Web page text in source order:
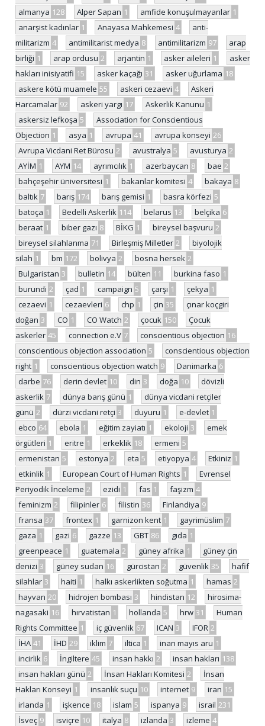
almanya 128 Alper Sapan 1 amfide konuşulmayanlar 1
anarşist kadınlar 1 Anayasa Mahkemesi 4
anti-
militarizm 4 antimilitarist medya 8 antimilitarizm 97
arap
birliği 1 arap ordusu 2 arjantin 1 asker aileleri 1
asker
hakları inisiyatifi 15 asker kaçağı 31 asker uğurlama 18
askere kötü muamele 55 askeri cezaevi 4
Askeri
Harcamalar 92 askeri yargı 17 Askerlik Kanunu 1
askersiz lefkoşa 5
Association for Conscientious
Objection 1 asya 1 avrupa 41 avrupa konseyi 26
Avrupa Vicdani Ret Bürosu 2 avustralya 5 avusturya 2
AYİM 1 AYM 14 ayrımcılık 1 azerbaycan 8 bae 2
bahçeşehir üniversitesi 1 bakanlar komitesi 4 bakaya 8
baltık 7 barış 174 barış gemisi 1 basra körfezi 5
batoça 1 Bedelli Askerlik 114 belarus 13 belçika 6
beraat 1 biber gazı 8 BİKG 1 bireysel başvuru 2
bireysel silahlanma 71 Birleşmiş Milletler 2
biyolojik
silah 1 bm 172 bolivya 2 bosna hersek 2
Bulgaristan 3 bulletin 14 bülten 11 burkina faso 1
burundi 2 çad 1 campaign 5 çarşı 1 çekya 1
cezaevi 1 cezaevleri 6 chp 1 çin 35
çınar koçgiri
doğan 3 CO 1 CO Watch 2 çocuk 150
Çocuk
askerler 45 connection e.V 7 conscientious objection 16
conscientious objection association 5
conscientious objection
right 1 conscientious objection watch 9 Danimarka 6
darbe 76 derin devlet 10 din 3 doğa 10
dövizli
askerlik 7 dünya barış günü 1
dünya vicdani retçiler
günü 2 dürzi vicdani retçi 3 duyuru 1 e-devlet 1
ebco 64 ebola 1 eğitim zayiatı 1 ekoloji 3
emek
örgütleri 1 eritre 1 erkeklik 18 ermeni 5
ermenistan 5 estonya 2 eta 5 etiyopya 4 Etkiniz 1
etkinlik 1 European Court of Human Rights 1
Evrensel
Periyodik İnceleme 2 ezidi 1 fas 1 faşizm 4
feminizm 2 filipinler 6 filistin 36 Finlandiya 9
fransa 37 frontex 1 garnizon kent 1 gayrimüslim 7
gaza 1 gazi 6 gazze 13 GBT 86 gıda 1
greenpeace 1 guatemala 2 güney afrika 1
güney çin
denizi 3 güney sudan 16 gürcistan 2 güvenlik 35
hafif
silahlar 3 haiti 1 halkı askerlikten soğutma 1 hamas 2
hayvan 20 hidrojen bombası 3 hindistan 12
hirosima-
nagasaki 16 hırvatistan 1 hollanda 5 hrw 31
Human
Rights Committee 1 iç güvenlik 67 ICAN 3 IFOR 2
İHA 41 İHD 29 iklim 7 iltica 1 inan mayıs aru 1
incirlik 6 İngiltere 45 insan hakkı 2 insan hakları 138
insan hakları günü 2 İnsan Hakları Komitesi 2
İnsan
Hakları Konseyi 1 insanlık suçu 10 internet 9 iran 15
irlanda 1 işkence 18 islam 5 ispanya 9 israil 231
İsveç 9 isviçre 10 italya 8 izlanda 3 izleme 4